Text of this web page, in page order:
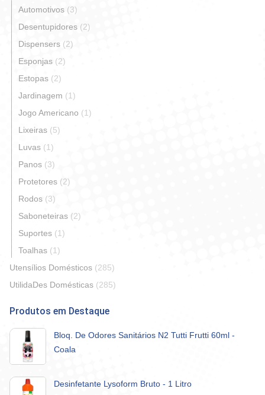
Automotivos (3)
Desentupidores (2)
Dispensers (2)
Esponjas (2)
Estopas (2)
Jardinagem (1)
Jogo Americano (1)
Lixeiras (5)
Luvas (1)
Panos (3)
Protetores (2)
Rodos (3)
Saboneteiras (2)
Suportes (1)
Toalhas (1)
Utensílios Domésticos (285)
UtilidaDes Domésticas (285)
Produtos em Destaque
Bloq. De Odores Sanitários N2 Tutti Frutti 60ml -
Coala
Desinfetante Lysoform Bruto - 1 Litro